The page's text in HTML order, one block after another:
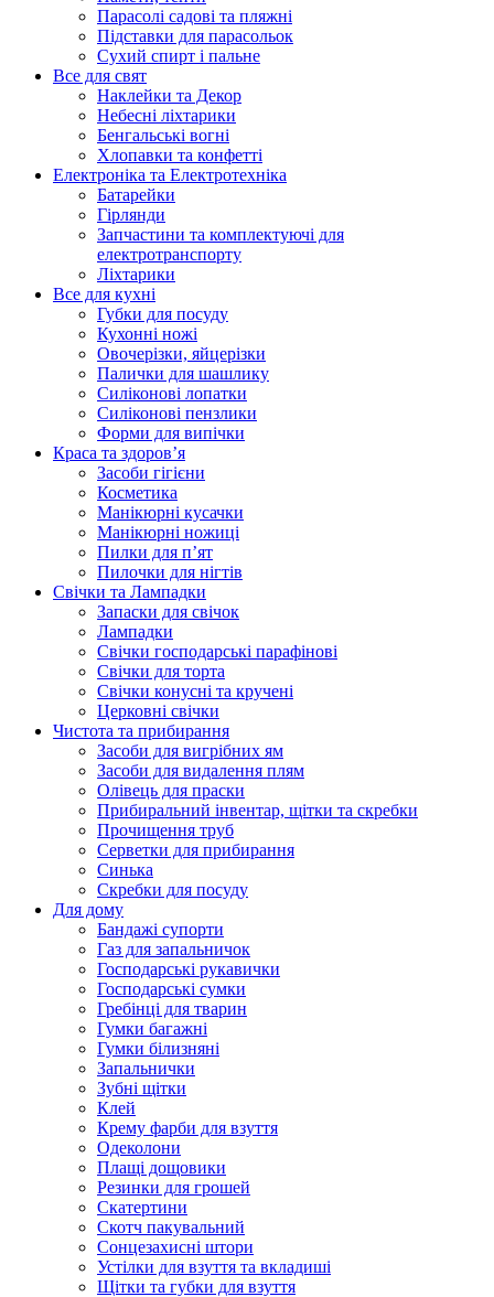
Парасолі садові та пляжні
Підставки для парасольок
Сухий спирт і пальне
Все для свят
Наклейки та Декор
Небесні ліхтарики
Бенгальські вогні
Хлопавки та конфетті
Електроніка та Електротехніка
Батарейки
Гірлянди
Запчастини та комплектуючі для
електротранспорту
Ліхтарики
Все для кухні
Губки для посуду
Кухонні ножі
Овочерізки, яйцерізки
Палички для шашлику
Силіконові лопатки
Силіконові пензлики
Форми для випічки
Краса та здоров’я
Засоби гігієни
Косметика
Манікюрні кусачки
Манікюрні ножиці
Пилки для п’ят
Пилочки для нігтів
Свічки та Лампадки
Запаски для свічок
Лампадки
Свічки господарські парафінові
Свічки для торта
Свічки конусні та кручені
Церковні свічки
Чистота та прибирання
Засоби для вигрібних ям
Засоби для видалення плям
Олівець для праски
Прибиральний інвентар, щітки та скребки
Прочищення труб
Серветки для прибирання
Синька
Скребки для посуду
Для дому
Бандажі супорти
Газ для запальничок
Господарські рукавички
Господарські сумки
Гребінці для тварин
Гумки багажні
Гумки білизняні
Запальнички
Зубні щітки
Клей
Крему фарби для взуття
Одеколони
Плащі дощовики
Резинки для грошей
Скатертини
Скотч пакувальний
Сонцезахисні штори
Устілки для взуття та вкладиші
Щітки та губки для взуття